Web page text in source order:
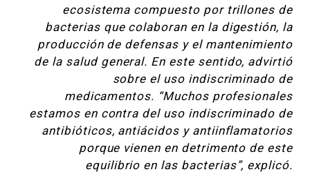
ecosistema compuesto por trillones de
bacterias que colaboran en la digestión, la
producción de defensas y el mantenimiento
de la salud general. En este sentido, advirtió
sobre el uso indiscriminado de
medicamentos. “Muchos profesionales
estamos en contra del uso indiscriminado de
antibióticos, antiácidos y antiinflamatorios
porque vienen en detrimento de este
equilibrio en las bacterias”, explicó.